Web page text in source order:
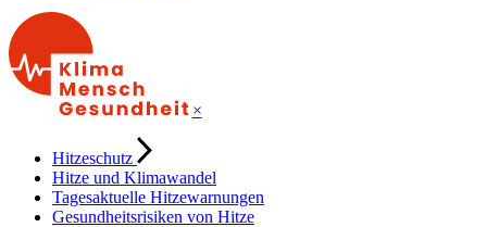
×
Hitzeschutz
Hitze und Klimawandel
Tagesaktuelle Hitzewarnungen
Gesundheitsrisiken von Hitze